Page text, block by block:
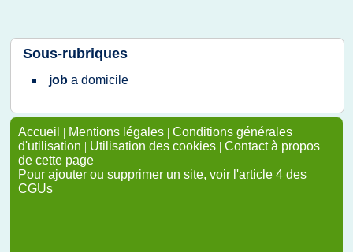
Sous-rubriques
job a domicile
Accueil | Mentions légales | Conditions générales
d'utilisation | Utilisation des cookies | Contact à propos
de cette page
Pour ajouter ou supprimer un site, voir l'article 4 des
CGUs